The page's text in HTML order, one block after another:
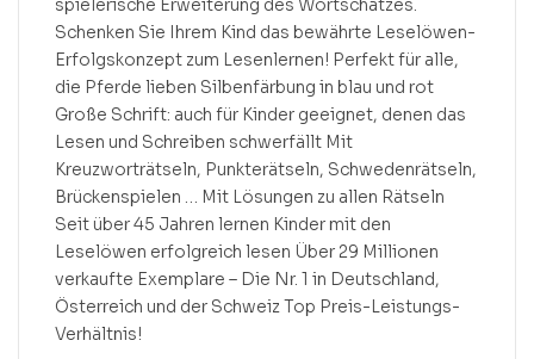
spielerische Erweiterung des Wortschatzes.
Schenken Sie Ihrem Kind das bewährte Leselöwen-
Erfolgskonzept zum Lesenlernen! Perfekt für alle,
die Pferde lieben Silbenfärbung in blau und rot
Große Schrift: auch für Kinder geeignet, denen das
Lesen und Schreiben schwerfällt Mit
Kreuzworträtseln, Punkterätseln, Schwedenrätseln,
Brückenspielen … Mit Lösungen zu allen Rätseln
Seit über 45 Jahren lernen Kinder mit den
Leselöwen erfolgreich lesen Über 29 Millionen
verkaufte Exemplare – Die Nr. 1 in Deutschland,
Österreich und der Schweiz Top Preis-Leistungs-
Verhältnis!